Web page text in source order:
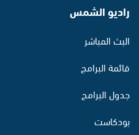
راديو الشمس
البث المباشر
قائمة البرامج
جدول البرامج
بودكاست